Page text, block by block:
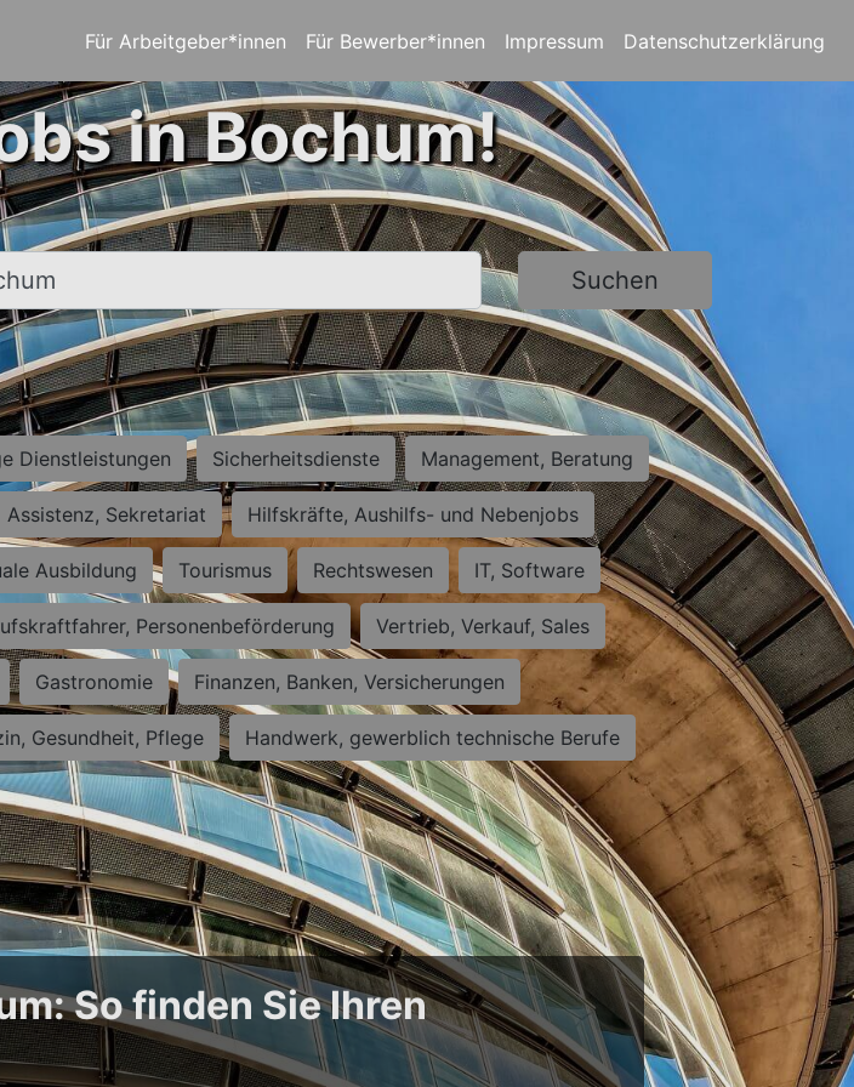
Für Arbeitgeber*innen Für Bewerber*innen Impressum Datenschutzerklärung
in Bochum!
Suchen
Dienstleistungen Sicherheitsdienste Management, Beratung
Assistenz, Sekretariat Hilfskräfte, Aushilfs- und Nebenjobs
Ausbildung Tourismus Rechtswesen IT, Software
Personenbeförderung Vertrieb, Verkauf, Sales
Gastronomie Finanzen, Banken, Versicherungen
Gesundheit, Pflege Handwerk, gewerblich technische Berufe
So finden Sie Ihren